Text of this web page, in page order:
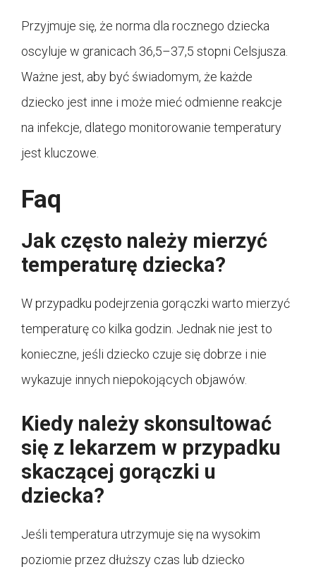
Przyjmuje się, że norma dla rocznego dziecka
oscyluje w granicach 36,5–37,5 stopni Celsjusza.
Ważne jest, aby być świadomym, że każde
dziecko jest inne i może mieć odmienne reakcje
na infekcje, dlatego monitorowanie temperatury
jest kluczowe.
Faq
Jak często należy mierzyć
temperaturę dziecka?
W przypadku podejrzenia gorączki warto mierzyć
temperaturę co kilka godzin. Jednak nie jest to
konieczne, jeśli dziecko czuje się dobrze i nie
wykazuje innych niepokojących objawów.
Kiedy należy skonsultować
się z lekarzem w przypadku
skaczącej gorączki u
dziecka?
Jeśli temperatura utrzymuje się na wysokim
poziomie przez dłuższy czas lub dziecko